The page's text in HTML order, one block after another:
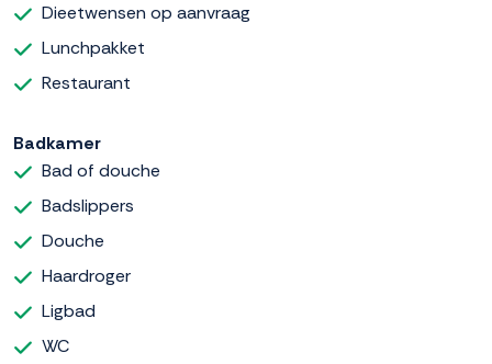
Dieetwensen op aanvraag
Lunchpakket
Restaurant
Badkamer
Bad of douche
Badslippers
Douche
Haardroger
Ligbad
WC